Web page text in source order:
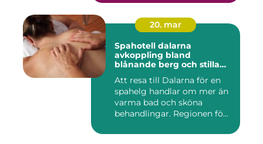
20. mar
Spahotell dalarna
avkoppling bland
blånande berg och stilla
Att resa till Dalarna för en
spahelg handlar om mer än
varma bad och sköna
behandlingar. Regionen fö...